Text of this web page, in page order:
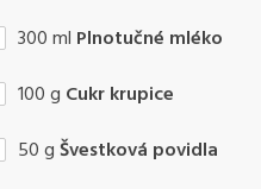
300ml Plnotučné mléko
100g Cukr krupice
50gŠvestková povidla